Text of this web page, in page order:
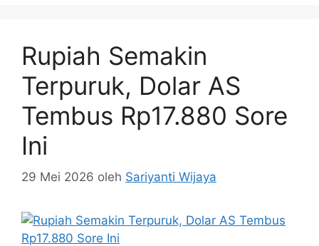
Rupiah Semakin
Terpuruk, Dolar AS
Tembus Rp17.880 Sore
Ini
29 Mei 2026 oleh Sariyanti Wijaya